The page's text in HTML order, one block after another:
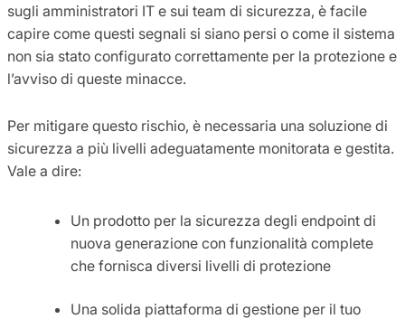
sugli amministratori IT e sui team di sicurezza, è facile
capire come questi segnali si siano persi o come il sistema
non sia stato configurato correttamente per la protezione e
l’avviso di queste minacce.
Per mitigare questo rischio, è necessaria una soluzione di
sicurezza a più livelli adeguatamente monitorata e gestita.
Vale a dire:
Un prodotto per la sicurezza degli endpoint di
nuova generazione con funzionalità complete
che fornisca diversi livelli di protezione
Una solida piattaforma di gestione per il tuo